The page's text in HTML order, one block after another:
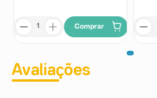
Comprar
Avaliações